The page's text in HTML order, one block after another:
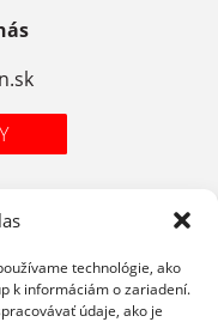
technológie, ako
k informáciám o zariadení.
údaje, ako je